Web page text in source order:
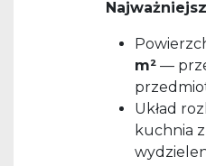
m² —
Układ
kuchnia